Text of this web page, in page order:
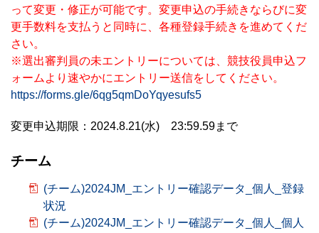
って変更・修正が可能です。変更申込の手続きならびに変
更手数料を支払うと同時に、各種登録手続きを進めてくだ
さい。
※選出審判員の未エントリーについては、競技役員申込フ
ォームより速やかにエントリー送信をしてください。
https://forms.gle/6qg5qmDoYqyesufs5
変更申込期限：2024.8.21(水) 23:59.59まで
チーム
(チーム)2024JM_エントリー確認データ_個人_登録
状況
(チーム)2024JM_エントリー確認データ_個人_個人